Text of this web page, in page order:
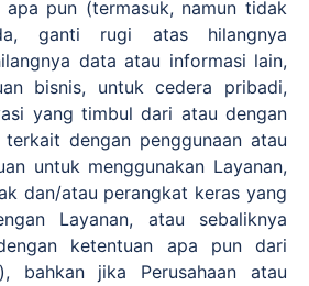
apa pun (termasuk, namun tidak
ganti rugi atas hilangnya
data atau informasi lain,
bisnis, untuk cedera pribadi,
yang timbul dari atau dengan
dengan penggunaan atau
untuk menggunakan Layanan,
dan/atau perangkat keras yang
Layanan, atau sebaliknya
ketentuan apa pun dari
bahkan jika Perusahaan atau